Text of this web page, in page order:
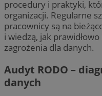
procedury i praktyki,
organizacji. Regularne
pracownicy są na
i wiedzą, jak
zagrożenia dla danych.
Audyt RODO –
danych